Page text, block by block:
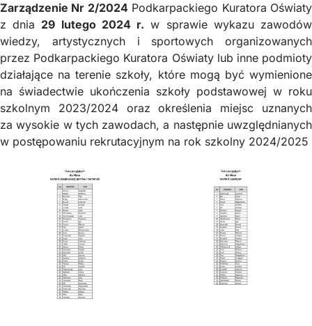
Zarządzenie Nr 2/2024Podkarpackiego Kuratora Oświaty
z dnia 29 lutego 2024 r. w sprawie wykazu zawodów
wiedzy, artystycznych i sportowych organizowanych
przez Podkarpackiego Kuratora Oświaty lub inne podmioty
działające na terenie szkoły, które mogą być wymienione
na świadectwie ukończenia szkoły podstawowej w roku
szkolnym 2023/2024 oraz określenia miejsc uznanych
za wysokie w tych zawodach, a następnie uwzględnianych
w postępowaniu rekrutacyjnym na rok szkolny 2024/2025